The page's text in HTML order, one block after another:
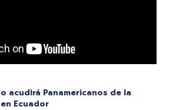
acudirá Panamericanos de la
Ecuador